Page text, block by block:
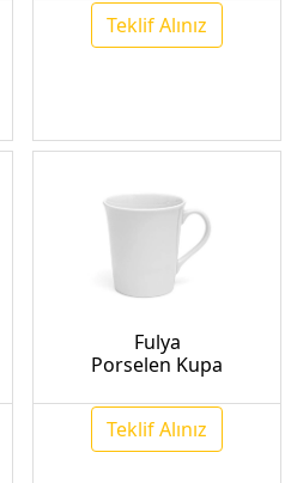
Teklif Alınız
Fulya
Porselen Kupa
Teklif Alınız